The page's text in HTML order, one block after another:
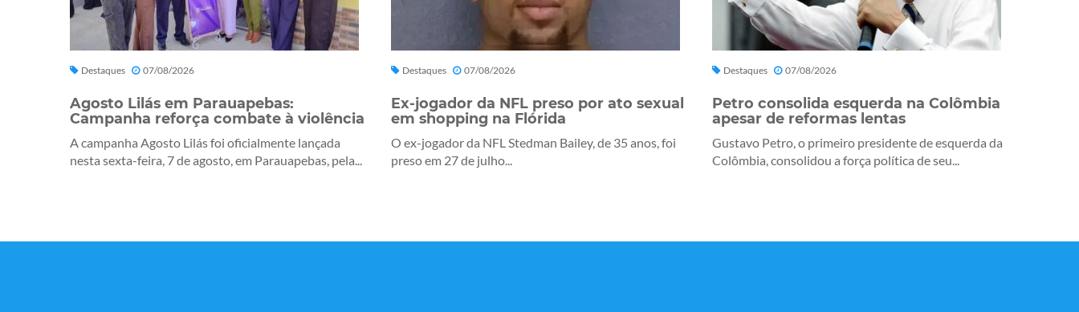
Destaques 07/08/2026
Agosto Lilás em Parauapebas:
Campanha reforça combate à violência
A campanha Agosto Lilás foi oficialmente lançada
nesta sexta-feira, 7 de agosto, em Parauapebas, pela...
Destaques 07/08/2026
Ex-jogador da NFL preso por ato sexual
em shopping na Flórida
O ex-jogador da NFL Stedman Bailey, de 35 anos, foi
preso em 27 de julho...
Destaques 07/08/2026
Petro consolida esquerda na Colômbia
apesar de reformas lentas
Gustavo Petro, o primeiro presidente de esquerda da
Colômbia, consolidou a força política de seu...